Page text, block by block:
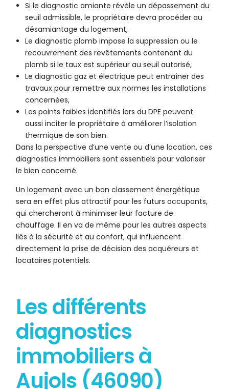
Si le diagnostic amiante révèle un dépassement du
seuil admissible, le propriétaire devra procéder au
désamiantage du logement,
Le diagnostic plomb impose la suppression ou le
recouvrement des revêtements contenant du
plomb si le taux est supérieur au seuil autorisé,
Le diagnostic gaz et électrique peut entraîner des
travaux pour remettre aux normes les installations
concernées,
Les points faibles identifiés lors du DPE peuvent
aussi inciter le propriétaire à améliorer l’isolation
thermique de son bien.
Dans la perspective d’une vente ou d’une location, ces
diagnostics immobiliers sont essentiels pour valoriser
le bien concerné.
Un logement avec un bon classement énergétique
sera en effet plus attractif pour les futurs occupants,
qui chercheront à minimiser leur facture de
chauffage. Il en va de même pour les autres aspects
liés à la sécurité et au confort, qui influencent
directement la prise de décision des acquéreurs et
locataires potentiels.
Les différents
diagnostics
immobiliers à
Aujols (46090)